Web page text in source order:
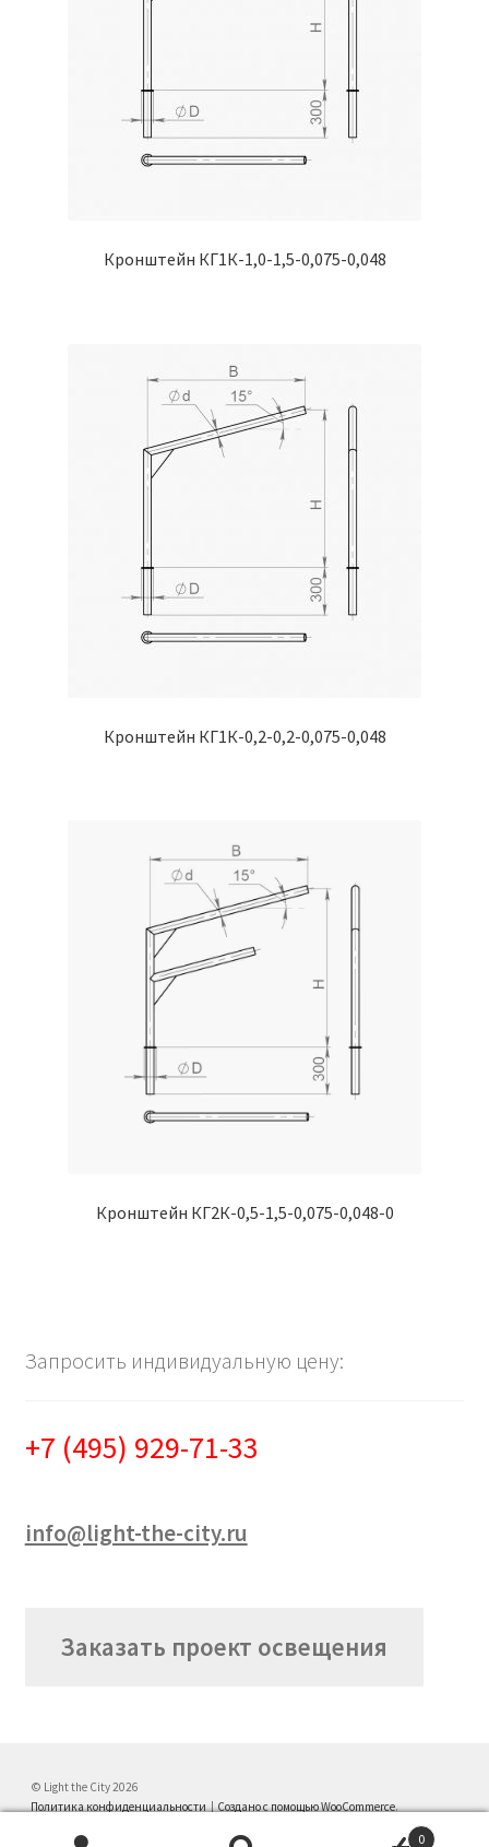
Кронштейн КГ1К-1,0-1,5-0,075-0,048
Кронштейн КГ1К-0,2-0,2-0,075-0,048
Кронштейн КГ2К-0,5-1,5-0,075-0,048-0
Запросить индивидуальную цену:
+7 (495) 929-71-33
info@light-the-city.ru
Заказать проект освещения
© Light the City 2026
Политика конфиденциальности
Создано с помощью WooCommerce.
0